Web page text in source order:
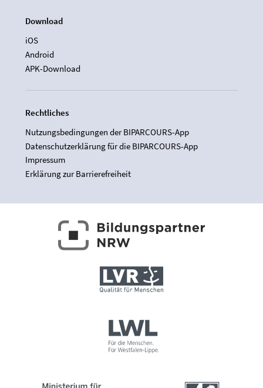
Download
iOS
Android
APK-Download
Rechtliches
Nutzungsbedingungen der BIPARCOURS-App
Datenschutzerklärung für die BIPARCOURS-App
Impressum
Erklärung zur Barrierefreiheit